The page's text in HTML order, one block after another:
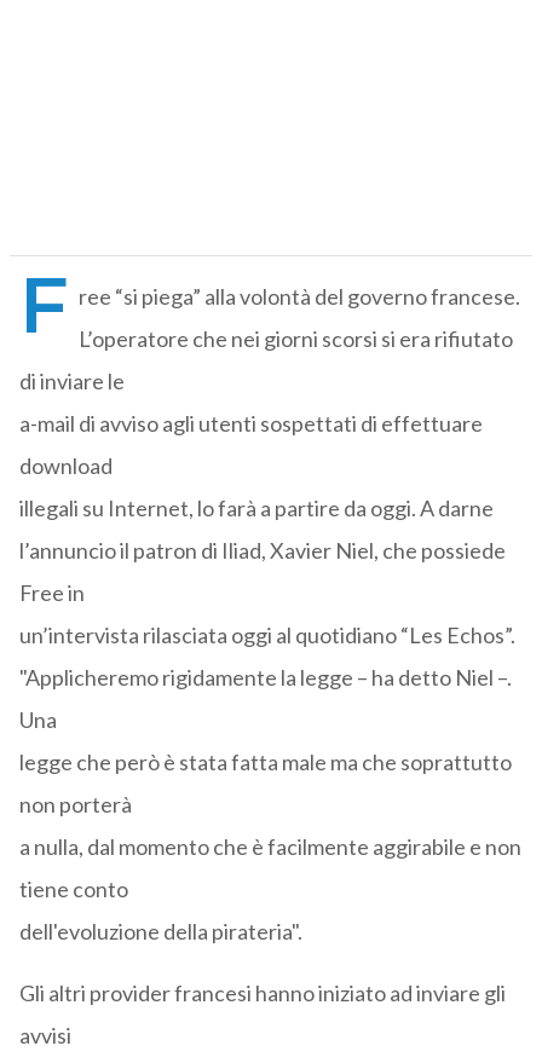
F ree “si piega” alla volontà del governo francese.
L’operatore che nei giorni scorsi si era rifiutato
di inviare le
a-mail di avviso agli utenti sospettati di effettuare
download
illegali su Internet, lo farà a partire da oggi. A darne
l’annuncio il patron di Iliad, Xavier Niel, che possiede
Free in
un’intervista rilasciata oggi al quotidiano “Les Echos”.
"Applicheremo rigidamente la legge – ha detto Niel –.
Una
legge che però è stata fatta male ma che soprattutto
non porterà
a nulla, dal momento che è facilmente aggirabile e non
tiene conto
dell'evoluzione della pirateria".
Gli altri provider francesi hanno iniziato ad inviare gli
avvisi